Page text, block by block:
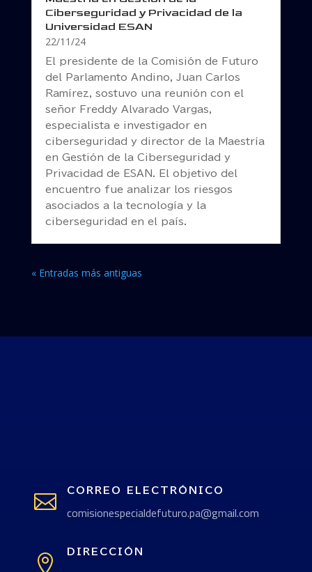
Ciberseguridad y Privacidad de la
Universidad ESAN
22/11/24
El presidente de la Comisión de Futuro
del Parlamento Andino, Juan Carlos
Ramírez, sostuvo una reunión con el
señor Freddy Alvarado Vargas,
especialista e investigador en
ciberseguridad y director de la Maestría
en Gestión de la Ciberseguridad y
Privacidad de ESAN. El objetivo del
encuentro fue analizar los riesgos
asociados a la tecnología y la
ciberseguridad en el país.
« Entradas más antiguas
 CORREO ELECTRÓNICO
comisionespecialdefuturo.pa@gmail.com

DIRECCIÓN